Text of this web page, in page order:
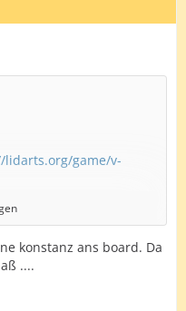
lidarts.org/game/v-
die volle Distanz.
konstanz ans board. Da
....